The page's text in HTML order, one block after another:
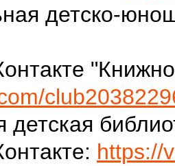
детско-
детская
https://